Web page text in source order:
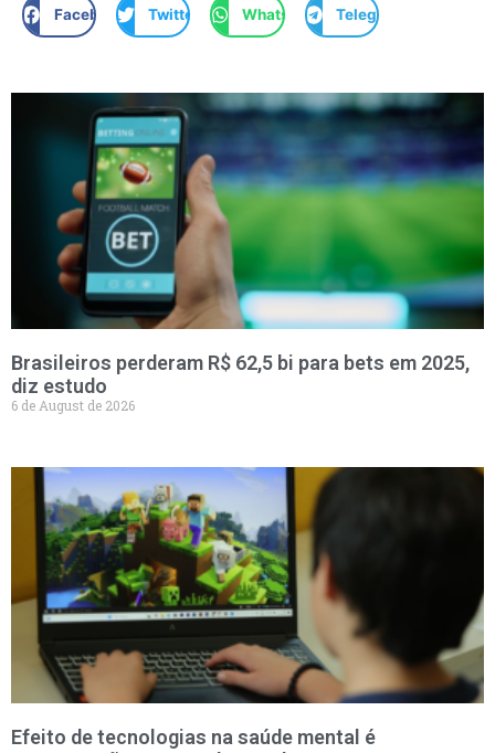
Facebook Twitter WhatsApp Telegram
Brasileiros perderam R$ 62,5 bi para bets em 2025,
diz estudo
6 de August de 2026
Efeito de tecnologias na saúde mental é